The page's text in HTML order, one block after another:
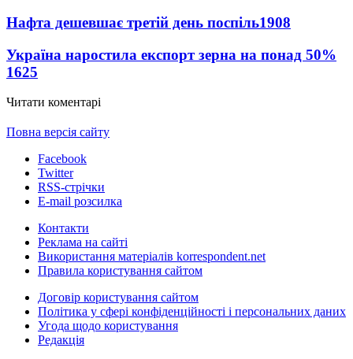
Нафта дешевшає третій день поспіль1908
Україна наростила експорт зерна на понад 50%
1625
Читати коментарі
Повна версія сайту
Facebook
Twitter
RSS-стрічки
E-mail розсилка
Контакти
Реклама на сайті
Використання матеріалів korrespondent.net
Правила користування сайтом
Договір користування сайтом
Політика у сфері конфіденційності і персональних даних
Угода щодо користування
Редакція